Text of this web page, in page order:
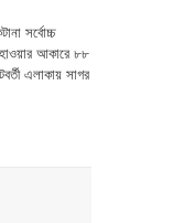
সর্বোচ্চ
আকারে ৮৮
এলাকায় সাগর